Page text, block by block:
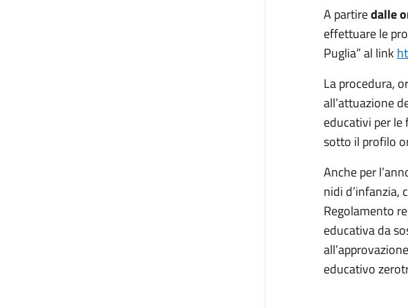
A partiredalle
effettuare le
Puglia” al link
La procedura,
all’attuazione
educativi per
sotto il profilo
Anche per
nidi d’infanzia,
Regolamento
educativa da
educativo